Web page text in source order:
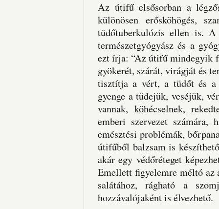
Az útifű elsősorban a
különösen erősköhögés,
tüdőtuberkulózis ellen is.
természetgyógyász és a
ezt írja: “Az útifű mindegyik
gyökerét, szárát, virágját és
tisztítja a vért, a tüdőt és a
gyenge a tüdejük, veséjük,
vannak, köhécselnek,
emberi szervezet számára,
emésztési problémák,
útifűből balzsam is
akár egy védőréteget
Emellett figyelemre méltó az
salátához, rágható a
hozzávalójaként is élvezhető.